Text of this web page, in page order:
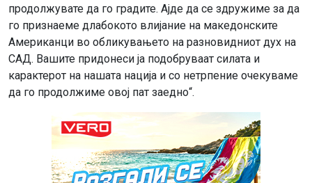
продолжувате да го градите. Ајде да се здружиме за да
го признаеме длабокото влијание на македонските
Американци во обликувањето на разновидниот дух на
САД. Вашите придонеси ја подобруваат силата и
карактерот на нашата нација и со нетрпение очекуваме
да го продолжиме овој пат заедно“.